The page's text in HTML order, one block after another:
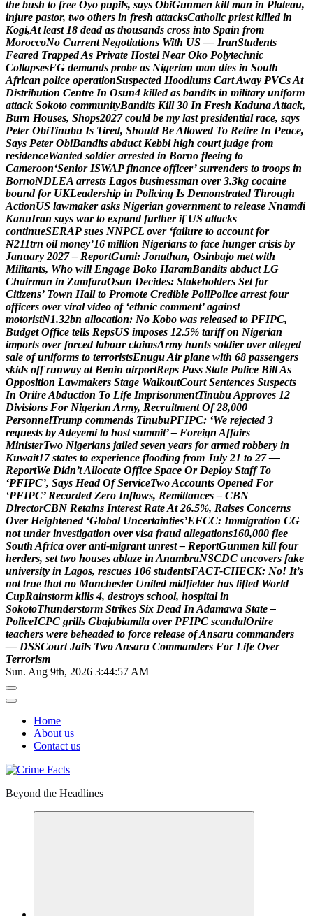
the bush to free Oyo pupils, says ObiGunmen kill man in Plateau,
injure pastor, two others in fresh attacksCatholic priest killed in
Kogi,At least 18 dead as thousands cross into Spain from
MoroccoNo Current Negotiations With US — IranStudents
Feared TrappedAs Private Hostel Near Oko Polytechnic
CollapsesFG demands probe as Nigerian man dies in South
African police operationSuspected Hoodlums CartAway PVCsAt
Distribution Centre In Osun4 killed as bandits in military uniform
attack Sokoto communityBandits Kill 30 In Fresh KadunaAttack,
Burn Houses, Shops2027 could be my last presidential race, says
Peter ObiTinubu Is Tired, Should BeAllowed To Retire In Peace,
Says Peter ObiBandits abduct Kebbi high court judge from
residenceWanted soldier arrested in Borno fleeing to
Cameroon‘Senior ISWAP finance officer’ surrenders to troops in
BornoNDLEA arrests Lagos businessman over 3.3kg cocaine
bound for UKLeadership in Policing Is Demonstrated Through
ActionUS lawmaker asks Nigerian government to release Nnamdi
KanuIran says war to expand further if US attacks
continueSERAP sues NNPCL over ‘failure to account for
₦211trn oil money’16 million Nigerians to face hunger crisis by
January 2027 – ReportGumi: Jonathan, Osinbajo met with
Militants, Who will Engage Boko HaramBandits abduct LG
Chairman in ZamfaraOsun Decides: Stakeholders Set for
Citizens’ Town Hall to Promote Credible PollPolice arrest four
officers over viral video of ‘ethnic comment’ against
motoristN1.32bn allocation: No Kobo was released to PFIPC,
Budget Office tells RepsUS imposes 12.5% tariff on Nigerian
imports over forced labour claimsArmy hunts soldier over alleged
sale of uniforms to terroristsEnuguAir plane with 68 passengers
skids off runway at Benin airportReps Pass State Police BillAs
Opposition Lawmakers Stage WalkoutCourt Sentences Suspects
In OriireAbduction To Life ImprisonmentTinubuApproves 12
Divisions For Nigerian Army, Recruitment Of 28,000
PersonnelTrump commends TinubuPFIPC: ‘We rejected 3
requests byAdeyemi to host summit’ – Foreign Affairs
MinisterTwo Nigerians jailed seven years for armed robbery in
Kuwait17 states to experience flooding from July 21 to 27 —
ReportWe Didn’tAllocate Office Space Or Deploy Staff To
‘PFIPC’, Says Head Of ServiceTwoAccounts Opened For
‘PFIPC’ Recorded Zero Inflows, Remittances – CBN
DirectorCBN Retains Interest RateAt 26.5%, Raises Concerns
Over Heightened ‘Global Uncertainties’EFCC: Immigration CG
not under investigation over visa fraud allegations160,000 flee
South Africa over anti-migrant unrest – ReportGunmen kill four
herders, set two houses ablaze in AnambraNSCDC uncovers fake
university in Lagos, rescues 106 studentsFACT-CHECK: No! It’s
not true that no Manchester United midfielder has lifted World
CupRainstorm kills 4, destroys school, hospital in
SokotoThunderstorm Strikes Six Dead In Adamawa State –
PoliceICPC grills Gbajabiamila over PFIPC scandalOriire
teachers were beheaded to force release ofAnsaru commanders
— DSSCourt Jails TwoAnsaru Commanders For Life Over
Terrorism
Sun. Aug 9th, 2026 3:44:58 AM
Home
About us
Contact us
Beyond the Headlines